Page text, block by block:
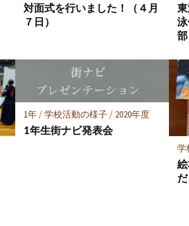
対面式を行いました！（４月
７日）
部
1年/学校活動の様子/ 2020年度
1年生街ナビ発表会
学